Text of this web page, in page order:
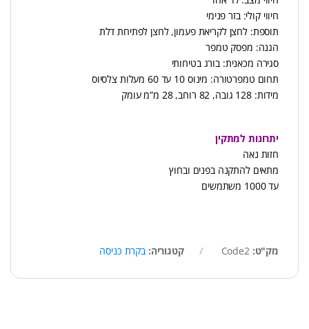
חיווי קולי: בזר פנימי
תוספת: לחצן לקריאת פעמון, לחצן לפתיחת דלת
הגנה: מפסק טמפר
סגירה מכאנית: בורג בטיחותי
תחום טמפרטורה: מינוס 10 עד 60 מעלות צלסיוס
מידות: 128 גובה, 82 רוחב, 28 מ”מ עומק
יתרונות למתקין
חזות נאה
מתאים להתקנה בפנים ובחוץ
עד 1000 משתמשים
מק"ט:Code2 קטגוריה: בקרת כניסה